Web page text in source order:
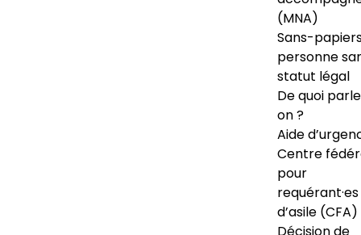
(MNA)
Sans-
personne
statut légal
De quoi
on ?
Aide
Centre
pour
requérant·es
d’asile (CFA)